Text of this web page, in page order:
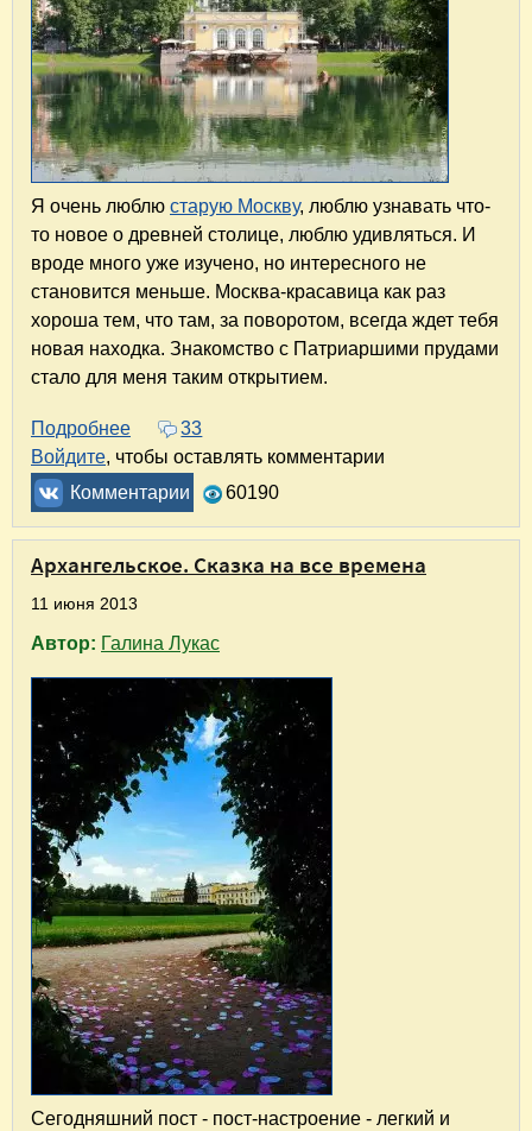
Я очень люблю старую Москву, люблю узнавать что-
то новое о древней столице, люблю удивляться. И
вроде много уже изучено, но интересного не
становится меньше. Москва-красавица как раз
хороша тем, что там, за поворотом, всегда ждет тебя
новая находка. Знакомство с Патриаршими прудами
стало для меня таким открытием.
Подробнее о Патриаршие пруды. История легенды
33
Войдите, чтобы оставлять комментарии
Комментарии
60190
Архангельское. Сказка на все времена
11 июня 2013
Автор: Галина Лукас
Сегодняшний пост - пост-настроение - легкий и